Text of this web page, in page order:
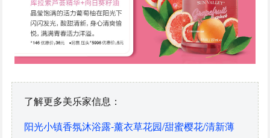
了解更多美乐家信息：
阳光小镇香氛沐浴露-薰衣草花园/甜蜜樱花/清新薄